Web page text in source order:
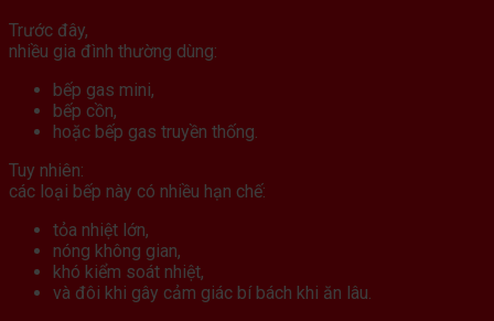
Trước đây,
nhiều gia đình thường dùng:
bếp gas mini,
bếp cồn,
hoặc bếp gas truyền thống.
Tuy nhiên:
các loại bếp này có nhiều hạn chế:
tỏa nhiệt lớn,
nóng không gian,
khó kiểm soát nhiệt,
và đôi khi gây cảm giác bí bách khi ăn lâu.